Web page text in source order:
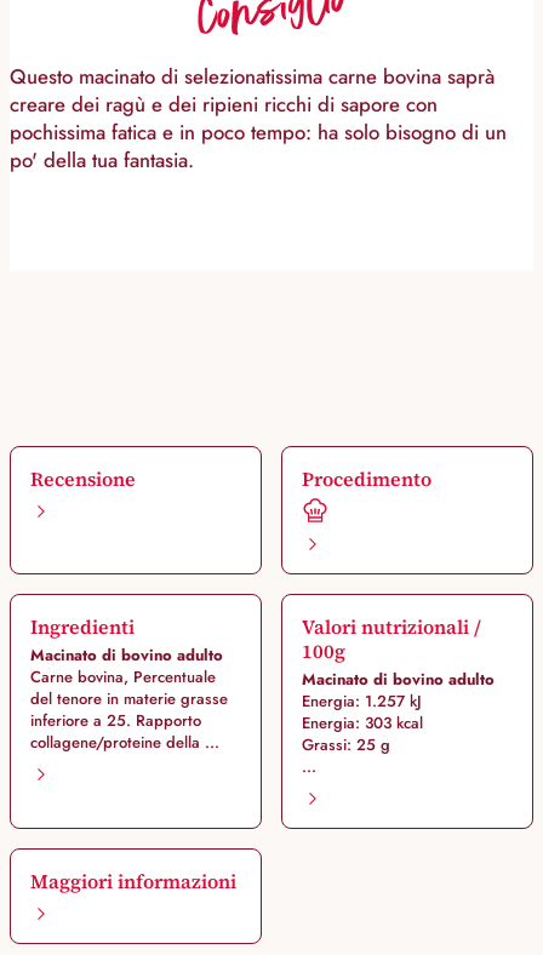
Questo macinato di selezionatissima carne bovina saprà
creare dei ragù e dei ripieni ricchi di sapore con
pochissima fatica e in poco tempo: ha solo bisogno di un
po' della tua fantasia.
Recensione Procedimento
Ingredienti
Macinato di bovino adulto
Carne bovina, Percentuale
del tenore in materie grasse
inferiore a 25. Rapporto
collagene/proteine della ...
Valori nutrizionali /
100g
Macinato di bovino adulto
Energia: 1.257 kJ
Energia: 303 kcal
Grassi: 25 g
...
Maggiori informazioni